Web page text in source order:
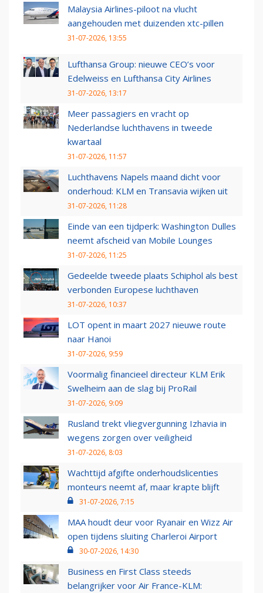
Malaysia Airlines-piloot na vlucht
aangehouden met duizenden xtc-pillen
31-07-2026, 13:55
Lufthansa Group: nieuwe CEO’s voor
Edelweiss en Lufthansa City Airlines
31-07-2026, 13:17
Meer passagiers en vracht op
Nederlandse luchthavens in tweede
kwartaal
31-07-2026, 11:57
Luchthavens Napels maand dicht voor
onderhoud: KLM en Transavia wijken uit
31-07-2026, 11:28
Einde van een tijdperk: Washington Dulles
neemt afscheid van Mobile Lounges
31-07-2026, 11:25
Gedeelde tweede plaats Schiphol als best
verbonden Europese luchthaven
31-07-2026, 10:37
LOT opent in maart 2027 nieuwe route
naar Hanoi
31-07-2026, 9:59
Voormalig financieel directeur KLM Erik
Swelheim aan de slag bij ProRail
31-07-2026, 9:09
Rusland trekt vliegvergunning Izhavia in
wegens zorgen over veiligheid
31-07-2026, 8:03
Wachttijd afgifte onderhoudslicenties
monteurs neemt af, maar krapte blijft
31-07-2026, 7:15
MAA houdt deur voor Ryanair en Wizz Air
open tijdens sluiting Charleroi Airport
30-07-2026, 14:30
Business en First Class steeds
belangrijker voor Air France-KLM: